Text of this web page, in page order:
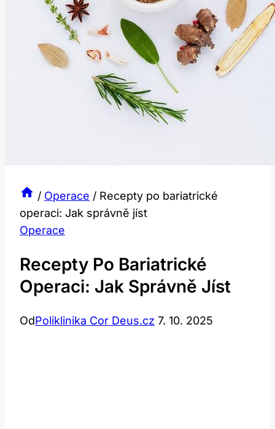
/ Operace / Recepty po bariatrické
operaci: Jak správně jíst
Operace
Recepty Po Bariatrické
Operaci: Jak Správně Jíst
OdPoliklinika Cor Deus.cz 7. 10. 2025